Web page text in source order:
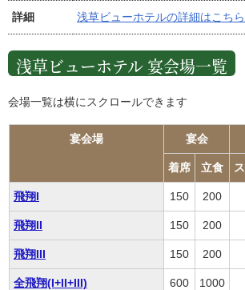
詳細 浅草ビューホテルの詳細はこちら
浅草ビューホテル 宴会場一覧
会場一覧は横にスクロールできます
宴会場 宴会
着席 立食
飛翔I 150 200
飛翔II 150 200
飛翔III 150 200
全飛翔(I+II+III) 600 1000